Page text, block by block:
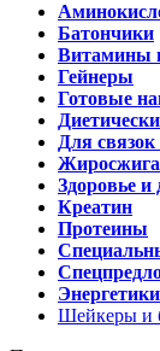
Батончики
Витамины
Гейнеры
Готовые
Для связок
Здоровье и
Креатин
Протеины
Энергетики
Шейкеры и